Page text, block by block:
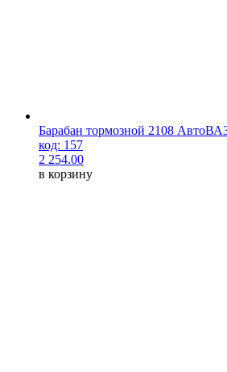
Барабан тормозной 2108
код: 157
2 254.00
в корзину